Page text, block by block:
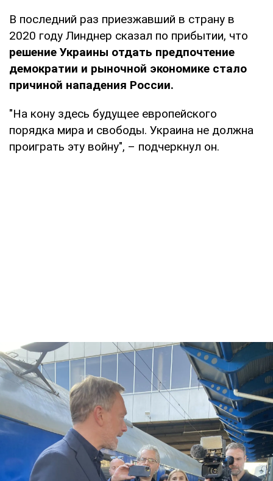
В последний раз приезжавший в страну в
2020 году Линднер сказал по прибытии, что
решение Украины отдать предпочтение
демократии и рыночной экономике стало
причиной нападения России.
"На кону здесь будущее европейского
порядка мира и свободы. Украина не должна
проиграть эту войну", – подчеркнул он.